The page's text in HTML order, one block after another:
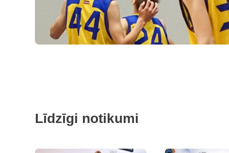
Līdzīgi notikumi